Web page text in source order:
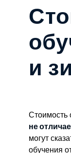
и
Стоимость
не
могут
обучения